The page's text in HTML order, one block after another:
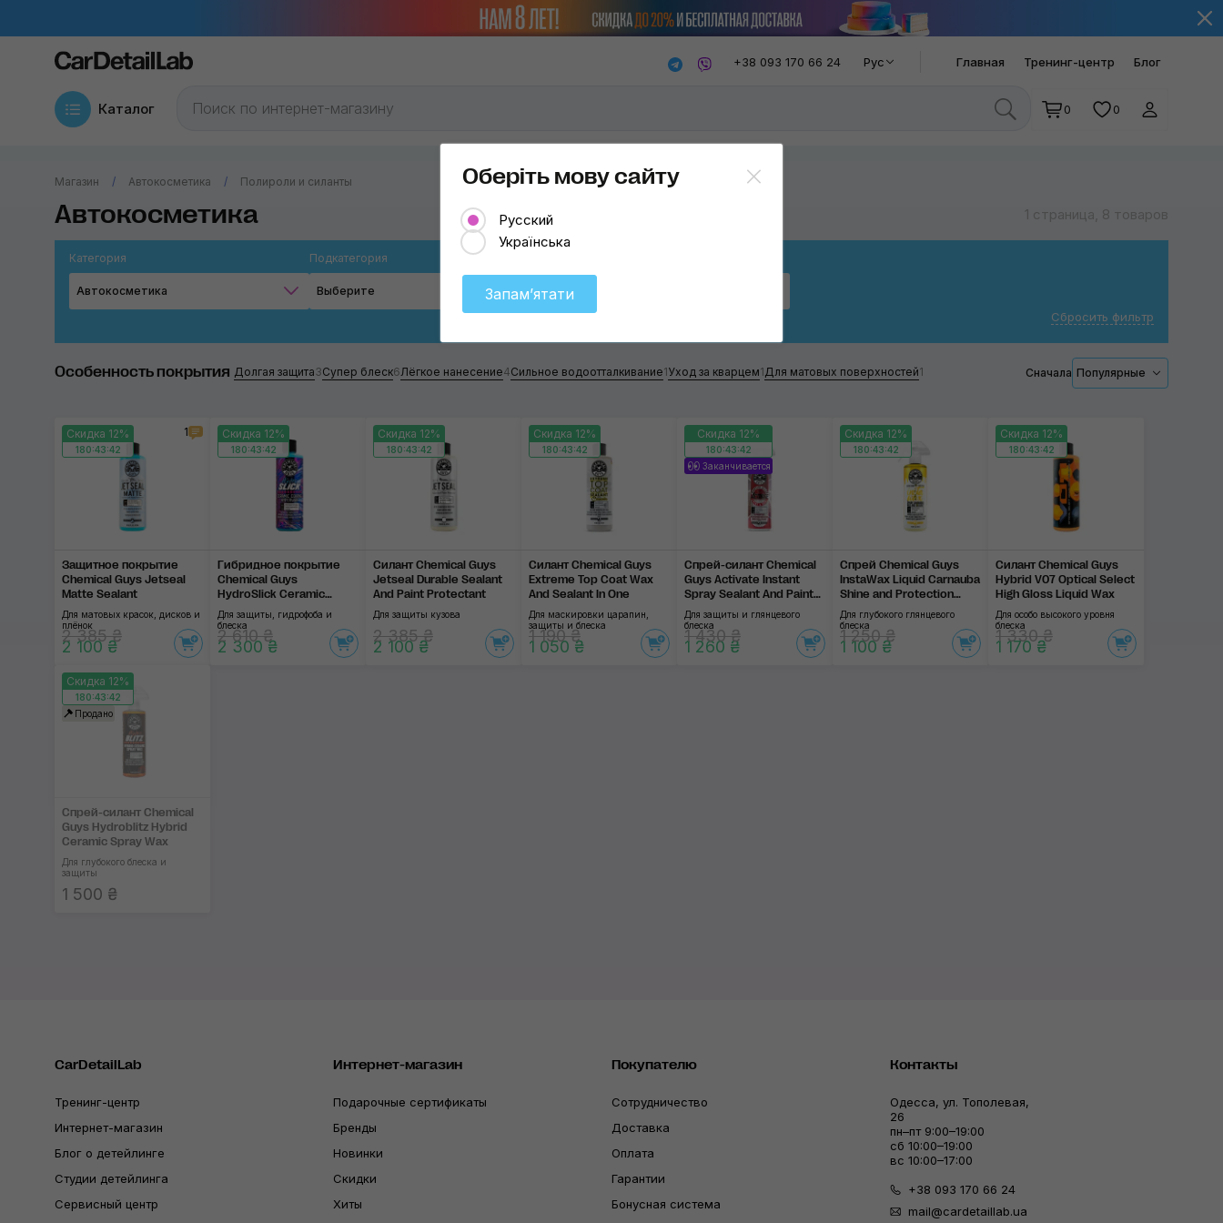
+38 093 170 66 24 Рус Главная Тренинг-центр Блог
Каталог 0 0
Магазин Автокосметика Полироли и силанты
Автокосметика 1 страница, 8 товаров
Категория
Автокосметика
Подкатегория
Выберите Chemical Guys
Turtle Wax
Koch-Chemie
Zvizzer
Gyeon
SOFT99
3D
Сбросить фильтр
Особенность покрытия Долгая защита3Супер блеск6Лёгкое нанесение4Сильное водоотталкивание1Уход за кварцем1Для матовых поверхностей1 Сначала Популярные
Скидка 12%
180:43:42
1
Защитное покрытие
Chemical Guys Jetseal
Matte Sealant
Для матовых красок, дисков и
плёнок
2 385 ₴
2 100 ₴
Скидка 12%
180:43:42
Гибридное покрытие
Chemical Guys
HydroSlick Ceramic
Coating Hyperwax
Для защиты, гидрофоба и
блеска
2 610 ₴
2 300 ₴
Скидка 12%
180:43:42
Силант Chemical Guys
Jetseal Durable Sealant
And Paint Protectant
Для защиты кузова
2 385 ₴
2 100 ₴
Скидка 12%
180:43:42
Силант Chemical Guys
Extreme Top Coat Wax
And Sealant In One
Для маскировки царапин,
защиты и блеска
1 190 ₴
1 050 ₴
Скидка 12%
180:43:42
Заканчивается
Спрей-силант Chemical
Guys Activate Instant
Spray Sealant And Paint
Protectant
Для защиты и глянцевого
блеска
1 430 ₴
1 260 ₴
Скидка 12%
180:43:42
Спрей Chemical Guys
InstaWax Liquid Carnauba
Shine and Protection
Spray
Для глубокого глянцевого
блеска
1 250 ₴
1 100 ₴
Скидка 12%
180:43:42
Силант Chemical Guys
Hybrid V07 Optical Select
High Gloss Liquid Wax
Для особо высокого уровня
блеска
1 330 ₴
1 170 ₴
Скидка 12%
180:43:42
Продано
Спрей-силант Chemical
Guys Hydroblitz Hybrid
Ceramic Spray Wax
Для глубокого блеска и
защиты
1 500 ₴
CarDetailLab
Тренинг-центр
Интернет-магазин
Блог о детейлинге
Студии детейлинга
Сервисный центр
Интернет-магазин
Подарочные сертификаты
Бренды
Новинки
Скидки
Хиты
Покупателю
Сотрудничество
Доставка
Оплата
Гарантии
Бонусная система
Контакты
Одесса, ул. Тополевая,
26
пн–пт 9:00–19:00
сб 10:00–19:00
вс 10:00–17:00
+38 093 170 66 24
mail@cardetaillab.ua
Оберіть мову сайту
Русский
Українська
Запамʼятати